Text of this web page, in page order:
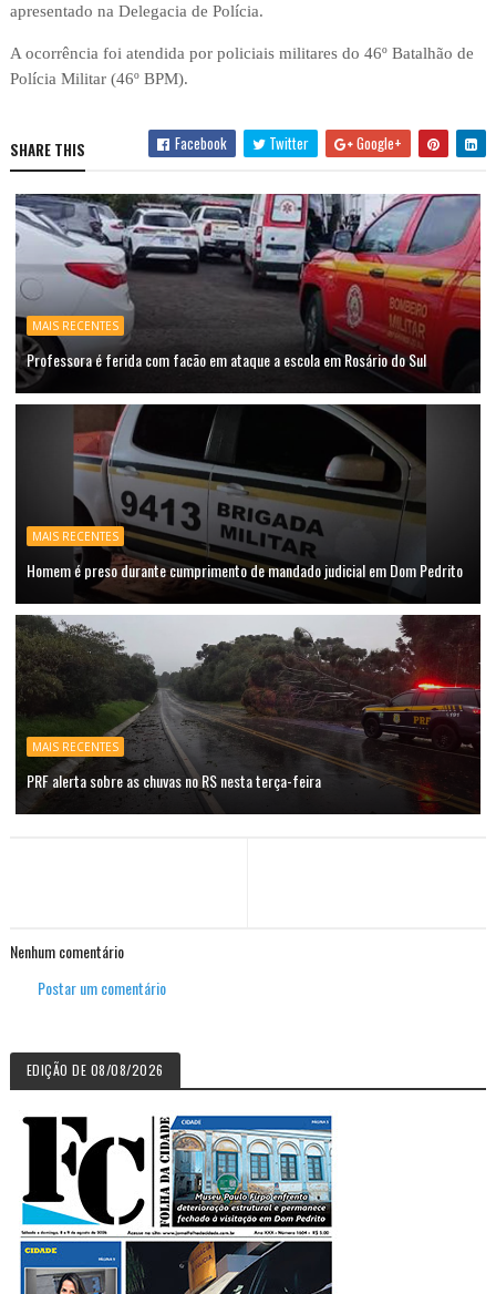
apresentado na Delegacia de Polícia.
A ocorrência foi atendida por policiais militares do 46º Batalhão de
Polícia Militar (46º BPM).
SHARE THIS Facebook Twitter Google+
MAIS RECENTES
Professora é ferida com facão em ataque a escola em Rosário do Sul
MAIS RECENTES
Homem é preso durante cumprimento de mandado judicial em Dom Pedrito
MAIS RECENTES
PRF alerta sobre as chuvas no RS nesta terça-feira
Nenhum comentário
Postar um comentário
EDIÇÃO DE 08/08/2026